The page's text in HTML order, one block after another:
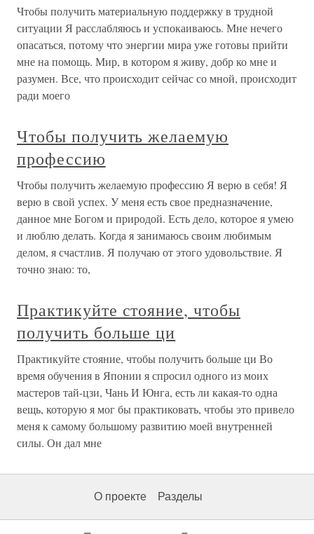
Чтобы получить материальную поддержку в трудной
ситуации Я расслабляюсь и успокаиваюсь. Мне нечего
опасаться, потому что энергии мира уже готовы прийти
мне на помощь. Мир, в котором я живу, добр ко мне и
разумен. Все, что происходит сейчас со мной, происходит
ради моего
Чтобы получить желаемую
профессию
Чтобы получить желаемую профессию Я верю в себя! Я
верю в свой успех. У меня есть свое предназначение,
данное мне Богом и природой. Есть дело, которое я умею
и люблю делать. Когда я занимаюсь своим любимым
делом, я счастлив. Я получаю от этого удовольствие. Я
точно знаю: то,
Практикуйте стояние, чтобы
получить больше ци
Практикуйте стояние, чтобы получить больше ци Во
время обучения в Японии я спросил одного из моих
мастеров тай-цзи, Чань И Юнга, есть ли какая-то одна
вещь, которую я мог бы практиковать, чтобы это привело
меня к самому большому развитию моей внутренней
силы. Он дал мне
О проекте Разделы